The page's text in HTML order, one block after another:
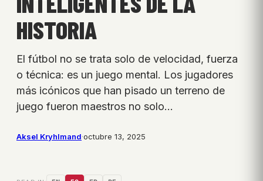
HISTORIA
El fútbol no se trata solo de velocidad, fuerza
o técnica: es un juego mental. Los jugadores
más icónicos que han pisado un terreno de
juego fueron maestros no solo…
Aksel Kryhlmand·octubre 13, 2025